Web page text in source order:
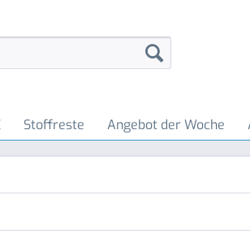
Stoffreste Angebot der Woche